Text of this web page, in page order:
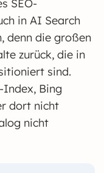
SEO-
in AI Search
denn die großen
zurück, die in
sind.
Index, Bing
dort nicht
nicht